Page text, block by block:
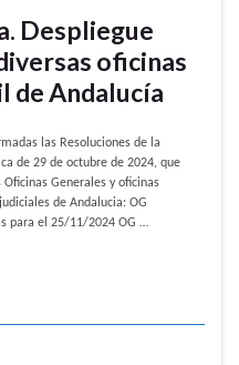
Despliegue
oficinas
de Andalucía
las Resoluciones de la
de 29 de octubre de 2024, que
Oficinas Generales y oficinas
de Andalucia: OG
para el 25/11/2024 OG …